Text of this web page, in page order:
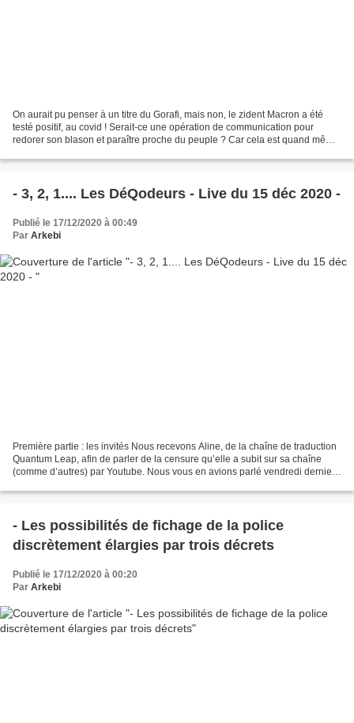
On aurait pu penser à un titre du Gorafi, mais non, le zident Macron a été
testé positif, au covid ! Serait-ce une opération de communication pour
redorer son blason et paraître proche du peuple ? Car cela est quand même
- 3, 2, 1.... Les DéQodeurs - Live du 15 déc 2020 -
Publié le 17/12/2020 à 00:49
Par Arkebi
Première partie : les invités Nous recevons Aline, de la chaîne de traduction
Quantum Leap, afin de parler de la censure qu’elle a subit sur sa chaîne
(comme d’autres) par Youtube. Nous vous en avions parlé vendredi dernier
- Les possibilités de fichage de la police
discrètement élargies par trois décrets
Publié le 17/12/2020 à 00:20
Par Arkebi